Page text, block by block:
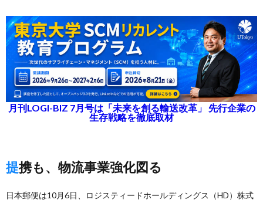
月刊LOGI-BIZ 7月号は「未来を創る輸送改革」 先行企業の
生存戦略を徹底取材
提携も、物流事業強化図る
日本郵便は10月6日、ロジスティードホールディングス（HD）株式